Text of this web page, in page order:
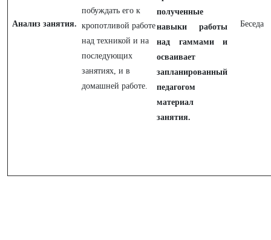
Анализ занятия.
побуждать его к
кропотливой работе
над техникой и на
последующих
занятиях, и в
домашней работе.
полученные
навыки работы
над гаммами и
осваивает
запланированный
педагогом
материал
занятия.
Беседа